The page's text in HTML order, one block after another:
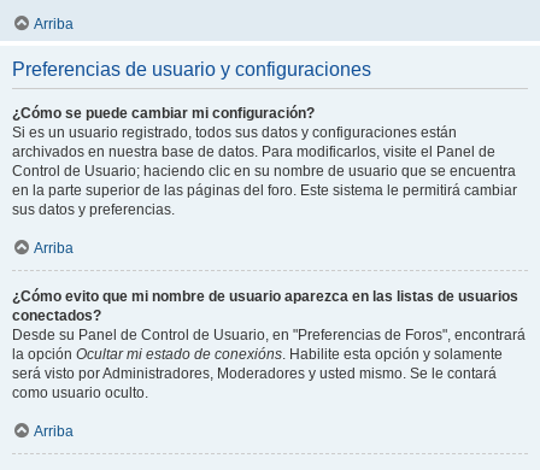
Arriba
Preferencias de usuario y configuraciones
¿Cómo se puede cambiar mi configuración?
Si es un usuario registrado, todos sus datos y configuraciones están
archivados en nuestra base de datos. Para modificarlos, visite el Panel de
Control de Usuario; haciendo clic en su nombre de usuario que se encuentra
en la parte superior de las páginas del foro. Este sistema le permitirá cambiar
sus datos y preferencias.
Arriba
¿Cómo evito que mi nombre de usuario aparezca en las listas de usuarios
conectados?
Desde su Panel de Control de Usuario, en "Preferencias de Foros", encontrará
la opción Ocultar mi estado de conexións. Habilite esta opción y solamente
será visto por Administradores, Moderadores y usted mismo. Se le contará
como usuario oculto.
Arriba